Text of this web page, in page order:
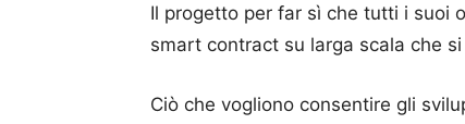
Il progetto per far sì che tutti i suoi
smart contract su larga scala che
Ciò che vogliono consentire gli